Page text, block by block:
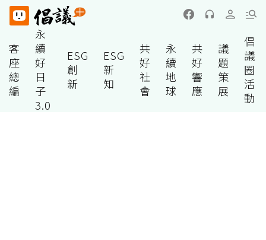
客
座
總
編
永
續
好
日
子
3.0
ESG
創
新
ESG
新
知
共
好
社
會
永
續
地
球
共
好
響
應
議
題
策
展
倡
議
圈
活
動